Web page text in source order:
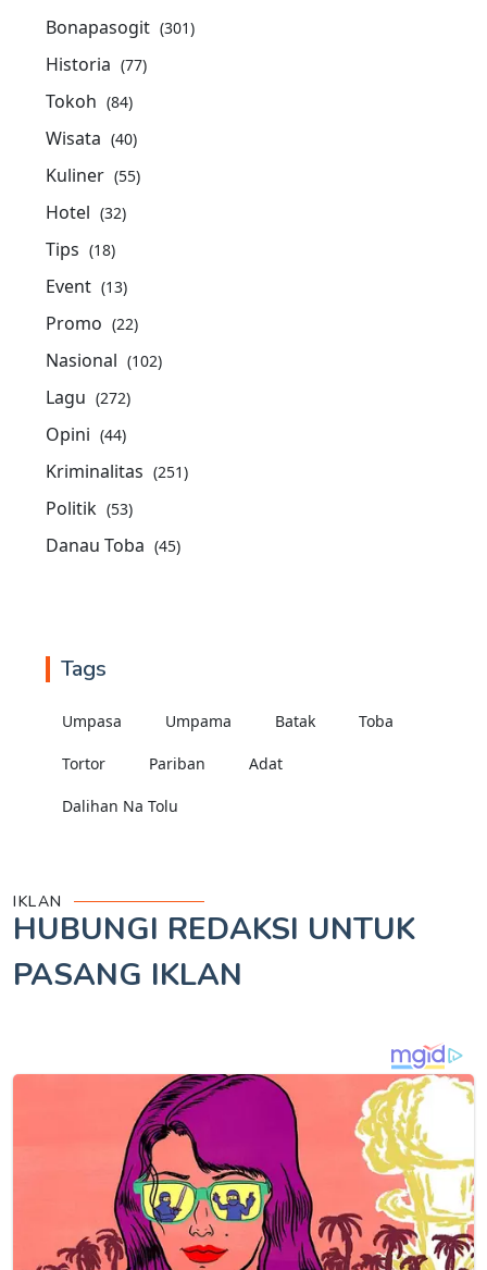
Bonapasogit (301)
Historia (77)
Tokoh (84)
Wisata (40)
Kuliner (55)
Hotel (32)
Tips (18)
Event (13)
Promo (22)
Nasional (102)
Lagu (272)
Opini (44)
Kriminalitas (251)
Politik (53)
Danau Toba (45)
Tags
Umpasa Umpama Batak Toba
Tortor Pariban Adat
Dalihan Na Tolu
IKLAN
HUBUNGI REDAKSI UNTUK
PASANG IKLAN